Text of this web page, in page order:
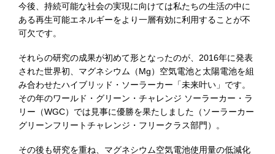
今後、持続可能な社会の実現に向けては私たちの生活の中に
ある再生可能エネルギーをより一層有効に利用することが不
可欠です。
それらの研究の成果が初めて形となったのが、2016年に発表
された世界初、マグネシウム（Mg）空気電池と太陽電池を組
み合わせたハイブリッド・ソーラーカー「未来叶い」です。
その年のワールド・グリーン・チャレンジ ソーラーカー・ラ
リー（WGC）では見事に優勝を果たしました（ソーラーカー
グリーンフリートチャレンジ・フリークラス部門）。
その後も研究を重ね、マグネシウム空気電池使用量の低減化